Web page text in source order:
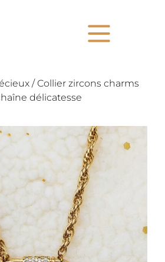
/ Collier zircons charms
délicatesse